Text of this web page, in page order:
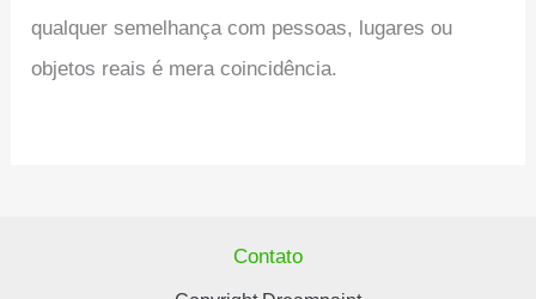
qualquer semelhança com pessoas, lugares ou
objetos reais é mera coincidência.
Contato